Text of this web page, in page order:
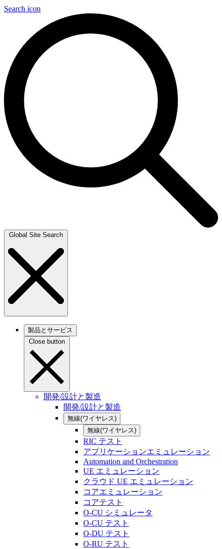
Search icon
Global Site Search
製品とサービス
Close button
開発/設計と製造
開発/設計と製造
無線(ワイヤレス)
無線(ワイヤレス)
RIC テスト
アプリケーションエミュレーション
Automation and Orchestration
UE エミュレーション
クラウド UE エミュレーション
コアエミュレーション
コアテスト
O-CU シミュレータ
O-CU テスト
O-DU テスト
O-RU テスト